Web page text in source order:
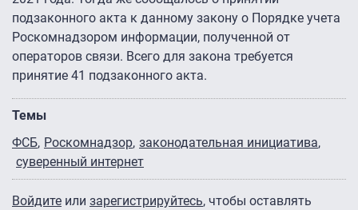
подзаконного акта к данному закону о Порядке учета
Роскомнадзором информации, полученной от
операторов связи. Всего для закона требуется
принятие 41 подзаконного акта.
Темы
ФСБ Роскомнадзор законодательная инициатива
суверенный интернет
Войдите или зарегистрируйтесь, чтобы оставлять